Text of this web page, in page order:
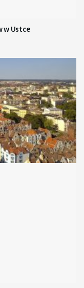
w Ustce